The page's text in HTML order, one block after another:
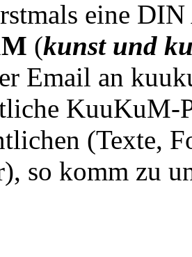
eine
(kunst und
Email an
KuuKuM-
(Texte,
so komm zu